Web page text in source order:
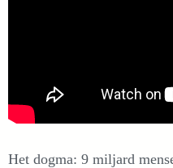
Het dogma: 9 miljard